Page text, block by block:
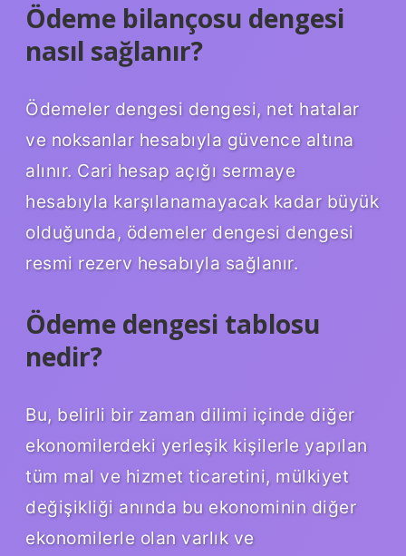
Ödeme bilançosu dengesi
nasıl sağlanır?
Ödemeler dengesi dengesi, net hatalar
ve noksanlar hesabıyla güvence altına
alınır. Cari hesap açığı sermaye
hesabıyla karşılanamayacak kadar büyük
olduğunda, ödemeler dengesi dengesi
resmi rezerv hesabıyla sağlanır.
Ödeme dengesi tablosu
nedir?
Bu, belirli bir zaman dilimi içinde diğer
ekonomilerdeki yerleşik kişilerle yapılan
tüm mal ve hizmet ticaretini, mülkiyet
değişikliği anında bu ekonominin diğer
ekonomilerle olan varlık ve